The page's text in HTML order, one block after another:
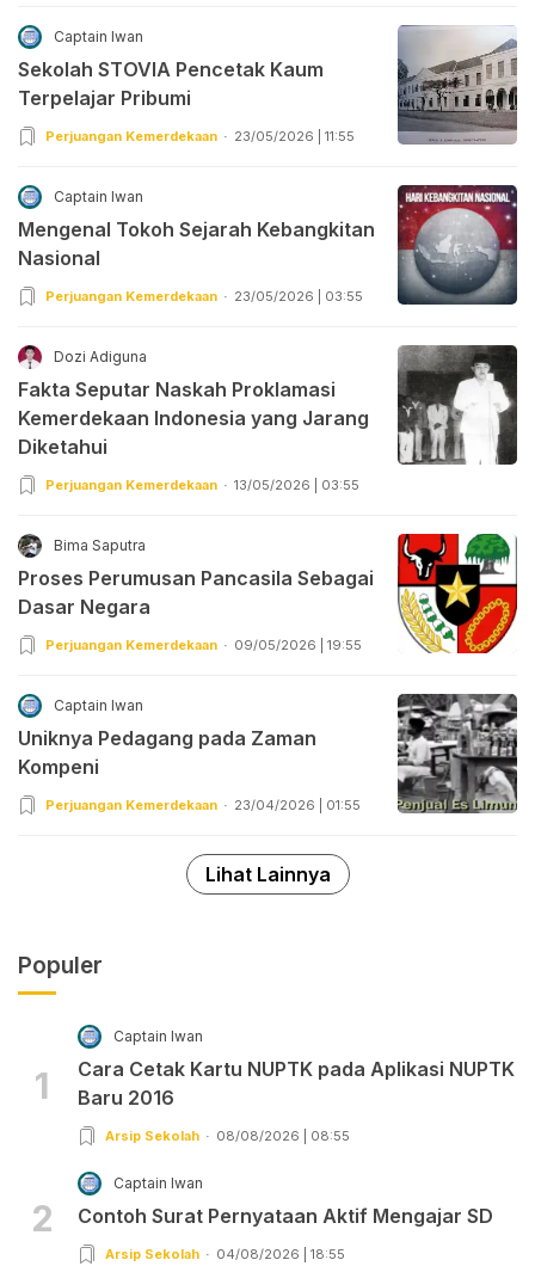
Captain Iwan
Sekolah STOVIA Pencetak Kaum
Terpelajar Pribumi
Perjuangan Kemerdekaan 23/05/2026 | 11:55
Captain Iwan
Mengenal Tokoh Sejarah Kebangkitan
Nasional
Perjuangan Kemerdekaan 23/05/2026 | 03:55
Dozi Adiguna
Fakta Seputar Naskah Proklamasi
Kemerdekaan Indonesia yang Jarang
Diketahui
Perjuangan Kemerdekaan 13/05/2026 | 03:55
Bima Saputra
Proses Perumusan Pancasila Sebagai
Dasar Negara
Perjuangan Kemerdekaan 09/05/2026 | 19:55
Captain Iwan
Uniknya Pedagang pada Zaman
Kompeni
Perjuangan Kemerdekaan 23/04/2026 | 01:55
Lihat Lainnya
Populer
1
Captain Iwan
Cara Cetak Kartu NUPTK pada Aplikasi NUPTK
Baru 2016
Arsip Sekolah 08/08/2026 | 08:55
2
Captain Iwan
Contoh Surat Pernyataan Aktif Mengajar SD
Arsip Sekolah 04/08/2026 | 18:55